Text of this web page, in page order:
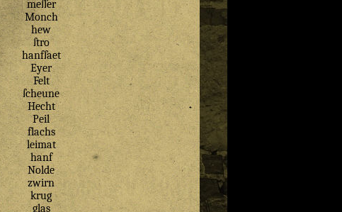
meſſer
Monch
hew
ſtro
hanfſaet
Eyer
Felt
ſcheune
Hecht
Peil
flachs
leimat
hanf
Nolde
zwirn
krug
glas